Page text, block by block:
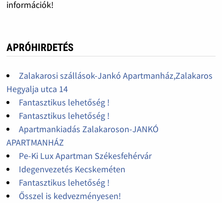
információk!
APRÓHIRDETÉS
Zalakarosi szállások-Jankó Apartmanház,Zalakaros
Hegyalja utca 14
Fantasztikus lehetőség !
Fantasztikus lehetőség !
Apartmankiadás Zalakaroson-JANKÓ
APARTMANHÁZ
Pe-Ki Lux Apartman Székesfehérvár
Idegenvezetés Kecskeméten
Fantasztikus lehetőség !
Ősszel is kedvezményesen!